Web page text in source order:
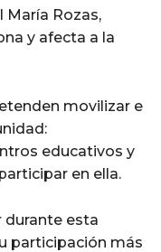
María Rozas,
y afecta a la
movilizar e
educativos y
en ella.
durante esta
participación más